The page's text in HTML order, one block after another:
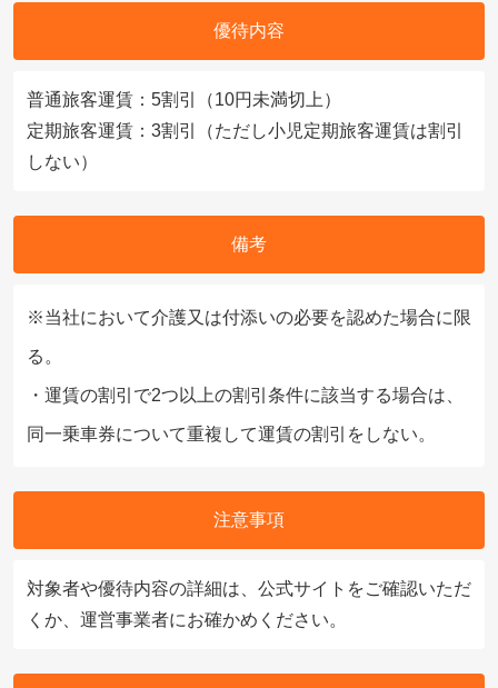
優待内容
普通旅客運賃：5割引（10円未満切上）
定期旅客運賃：3割引（ただし小児定期旅客運賃は割引
しない）
備考
※当社において介護又は付添いの必要を認めた場合に限
る。
・運賃の割引で2つ以上の割引条件に該当する場合は、
同一乗車券について重複して運賃の割引をしない。
注意事項
対象者や優待内容の詳細は、公式サイトをご確認いただ
くか、運営事業者にお確かめください。